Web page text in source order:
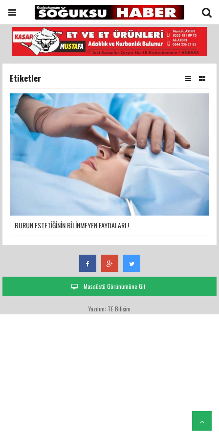
Etiketler
BURUN ESTETİĞİNİN BİLİNMEYEN FAYDALARI !
Masaüstü Görünümüne Git
Yazılım: TE Bilişim